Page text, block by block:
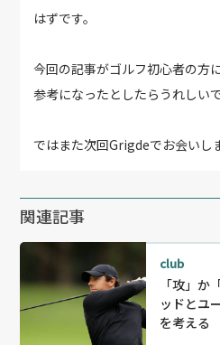
はずです。
今回の記事がゴルフ初心者の方
参考になったとしたらうれしいで
ではまた次回Grigdeでお会いし
関連記事
club
「攻」か
ッドとユ
を考える